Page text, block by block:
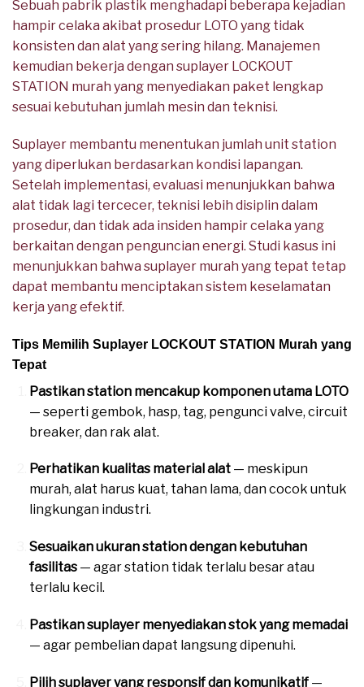
Sebuah pabrik plastik menghadapi beberapa kejadian
hampir celaka akibat prosedur LOTO yang tidak
konsisten dan alat yang sering hilang. Manajemen
kemudian bekerja dengan suplayer LOCKOUT
STATION murah yang menyediakan paket lengkap
sesuai kebutuhan jumlah mesin dan teknisi.
Suplayer membantu menentukan jumlah unit station
yang diperlukan berdasarkan kondisi lapangan.
Setelah implementasi, evaluasi menunjukkan bahwa
alat tidak lagi tercecer, teknisi lebih disiplin dalam
prosedur, dan tidak ada insiden hampir celaka yang
berkaitan dengan penguncian energi. Studi kasus ini
menunjukkan bahwa suplayer murah yang tepat tetap
dapat membantu menciptakan sistem keselamatan
kerja yang efektif.
Tips Memilih Suplayer LOCKOUT STATION Murah yang
Tepat
Pastikan station mencakup komponen utama LOTO
— seperti gembok, hasp, tag, pengunci valve, circuit
breaker, dan rak alat.
Perhatikan kualitas material alat— meskipun
murah, alat harus kuat, tahan lama, dan cocok untuk
lingkungan industri.
Sesuaikan ukuran station dengan kebutuhan
fasilitas— agar station tidak terlalu besar atau
terlalu kecil.
Pastikan suplayer menyediakan stok yang memadai
— agar pembelian dapat langsung dipenuhi.
Pilih suplayer yang responsif dan komunikatif—